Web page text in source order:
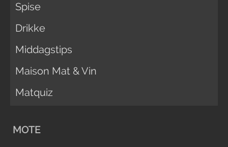
Spise
Drikke
Middagstips
Maison Mat & Vin
Matquiz
MOTE